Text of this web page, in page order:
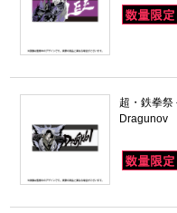
超・鉄拳祭
Dragunov